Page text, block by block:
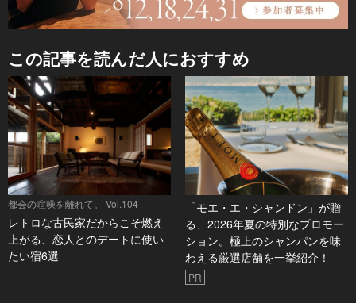
この記事を読んだ人におすすめ
都会の喧噪を離れて。 Vol.104
レトロな古民家だからこそ燃え
上がる、恋人とのデートに使い
たい宿6選
「モエ・エ・シャンドン」が贈
る、2026年夏の特別なプロモー
ション。極上のシャンパンを味
わえる厳選店舗を一挙紹介！
PR